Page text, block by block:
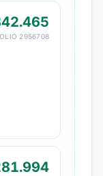
2956708